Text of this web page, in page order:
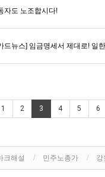
자도 노조합시다!
드뉴스] 임금명세서 제대로! 일
1 2 3 4 5 6
크해설 민주노총가 강